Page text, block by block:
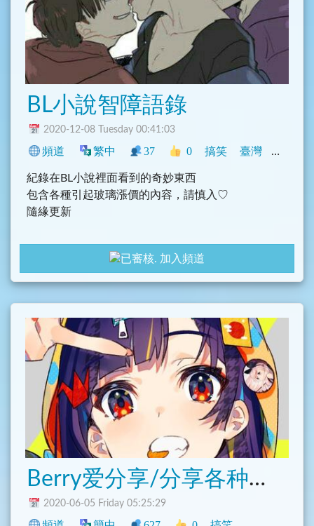
BL小說智障語錄
2020-12-08 Tuesday 00:41:03
頻道 繁中 37 0 搞笑 臺灣 閒聊
紀錄在BL小說裡面看到的奇妙東西
包含各種引起玻璃漲價的內容，請慎入♡
隨緣更新
加入頻道
Berry爱分享/分享各种搞笑和技术内容
2020-06-05 Friday 05:25:29